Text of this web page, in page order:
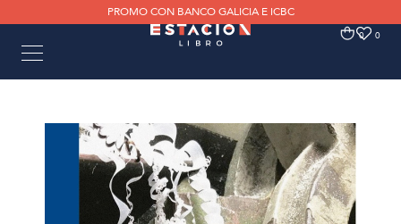
PROMO CON BANCO GALICIA E ICBC
0 0